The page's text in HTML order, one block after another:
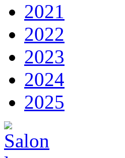
2021
2022
2023
2024
2025